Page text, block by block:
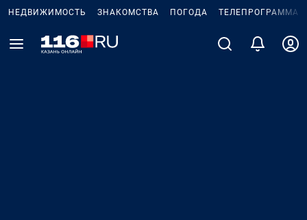
НЕДВИЖИМОСТЬ ЗНАКОМСТВА ПОГОДА ТЕЛЕПРОГРАММА